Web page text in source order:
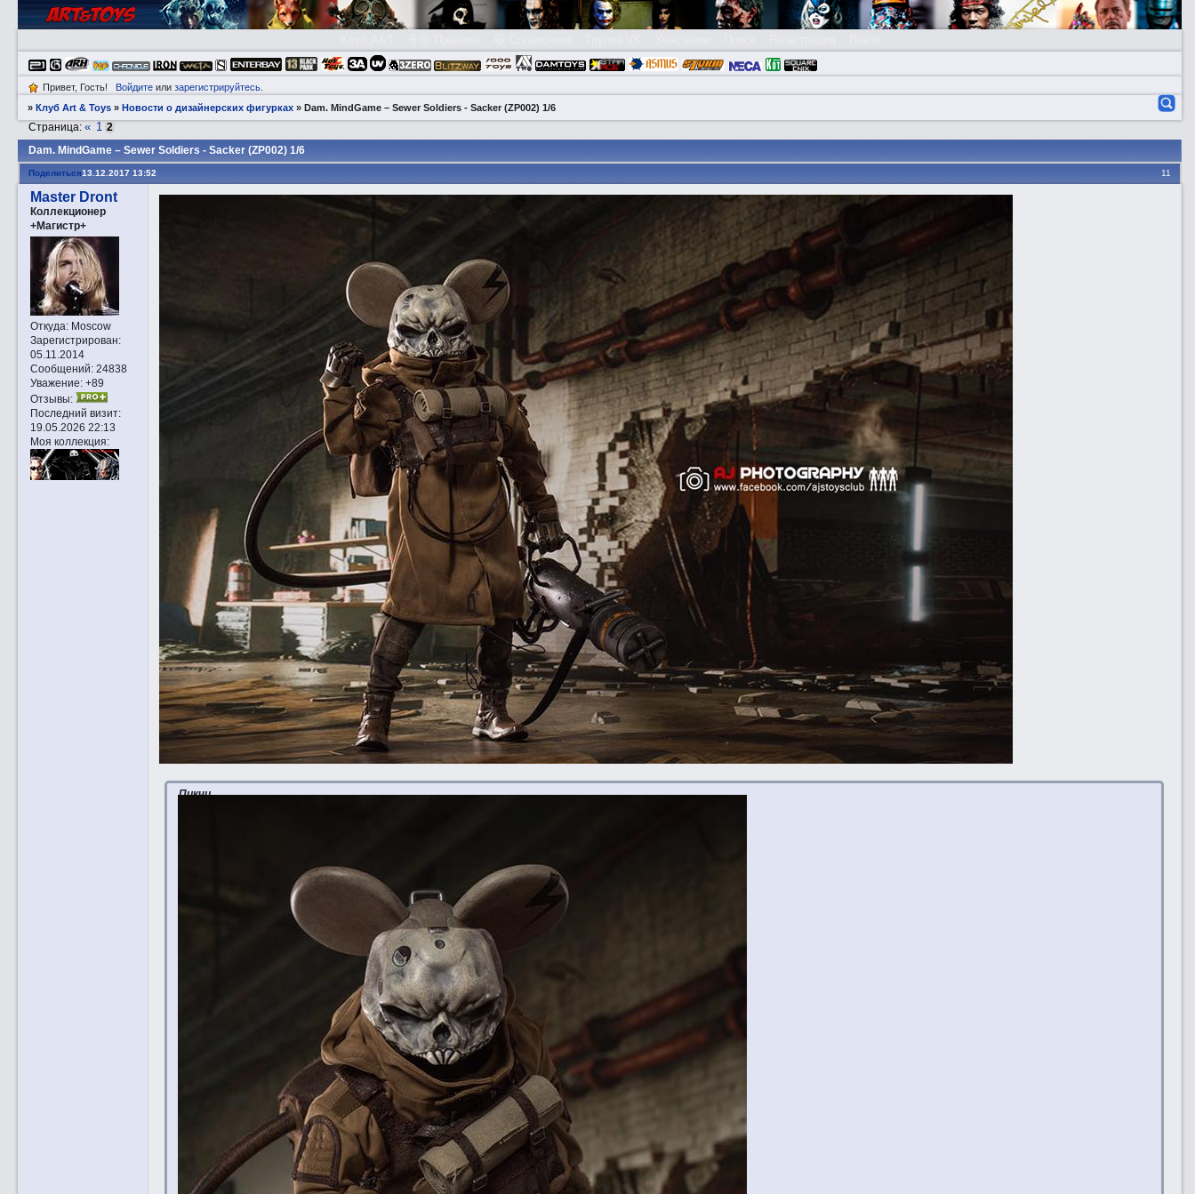
Привет, Гость! Войдитеили зарегистрируйтесь.
»Клуб Art & Toys »Новости о дизайнерских фигурках »Dаm. MindGame – Sewer Soldiers - Sacker (ZP002) 1/6
Dаm. MindGame – Sewer Soldiers - Sacker (ZP002) 1/6
Страница:« 1 2
Поделиться 11
13.12.2017 13:52
Master Dront
Коллекционер
+Магистр+
Откуда:Moscow
Зарегистрирован:
05.11.2014
Сообщений:24838
Уважение: +89
Отзывы:
Последний визит:
19.05.2026 22:13
Моя коллекция:
Пикчи